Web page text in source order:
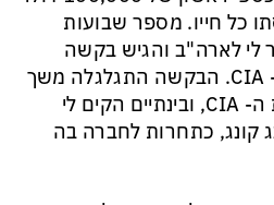
כל חייו. מספר שבועות
לי לארה"ב והגיש בקשה
CIA. הבקשה התגלגלה משך
ה- CIA, ובינתיים הקים לי
קונג, כתחרות לחברה בה